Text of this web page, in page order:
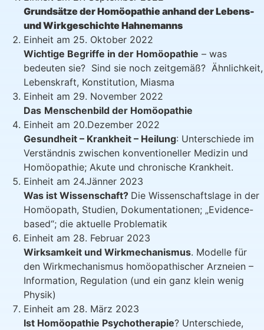
Grundsätze der Homöopathie anhand der Lebens-
und Wirkgeschichte Hahnemanns
Einheit am 25. Oktober 2022
Wichtige Begriffe in der Homöopathie – was
bedeuten sie? Sind sie noch zeitgemäß? Ähnlichkeit,
Lebenskraft, Konstitution, Miasma
Einheit am 29. November 2022
Das Menschenbild der Homöopathie
Einheit am 20.Dezember 2022
Gesundheit – Krankheit – Heilung: Unterschiede im
Verständnis zwischen konventioneller Medizin und
Homöopathie; Akute und chronische Krankheit.
Einheit am 24.Jänner 2023
Was ist Wissenschaft? Die Wissenschaftslage in der
Homöopath, Studien, Dokumentationen; „Evidence-
based“; die aktuelle Problematik
Einheit am 28. Februar 2023
Wirksamkeit und Wirkmechanismus. Modelle für
den Wirkmechanismus homöopathischer Arzneien –
Information, Regulation (und ein ganz klein wenig
Physik)
Einheit am 28. März 2023
Ist Homöopathie Psychotherapie? Unterschiede,